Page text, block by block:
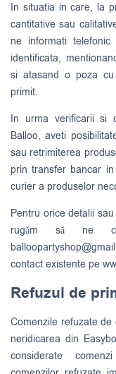
In situatia in care, la
cantitative sau
ne informati
identificata,
si atasand o poza
primit.
In urma verificarii si
Balloo, aveti
sau retrimiterea
prin transfer bancar
curier a produselor
Pentru orice detalii
rugăm să ne
contact existente pe
Refuzul de
Comenzile refuzate
neridicarea din
considerate